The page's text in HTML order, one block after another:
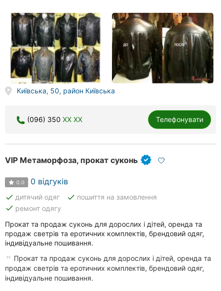
Дніпро
Львів
Кривий
Ріг
Миколаїв
Чернігів
Черкаси
Чернівці
Івано-
Луцьк
Київська, 50, район Київська
(096) 350 XX XX Телефонувати
VIP Метаморфоза, прокат суконь
0.0 0 відгуків
done дитячий одяг done пошиття на замовлення
done ремонт одягу
Прокат та продаж суконь для дорослих і дітей, оренда та
продаж светрів та еротичних комплектів, брендовий одяг,
індивідуальне пошивання.
Прокат та продаж суконь для дорослих і дітей, оренда та
продаж светрів та еротичних комплектів, брендовий одяг,
індивідуальне пошивання.